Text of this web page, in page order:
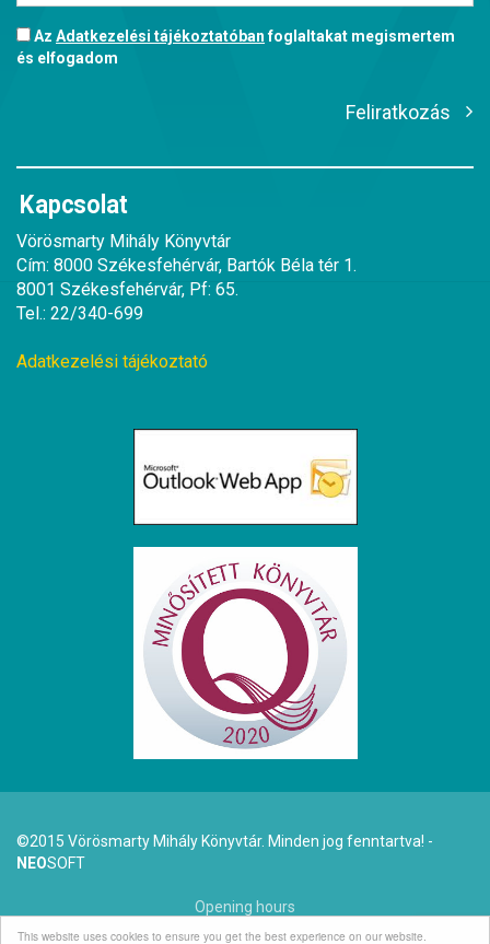
This website uses cookies to ensure you get the best experience on our website.
Az Adatkezelési tájékoztatóbanfoglaltakat megismertem
és elfogadom
Feliratkozás
Kapcsolat
Vörösmarty Mihály Könyvtár
Cím: 8000 Székesfehérvár, Bartók Béla tér 1.
8001 Székesfehérvár, Pf: 65.
Tel.: 22/340-699
Adatkezelési tájékoztató
©2015 Vörösmarty Mihály Könyvtár. Minden jog fenntartva! -
NEOSOFT
Opening hours